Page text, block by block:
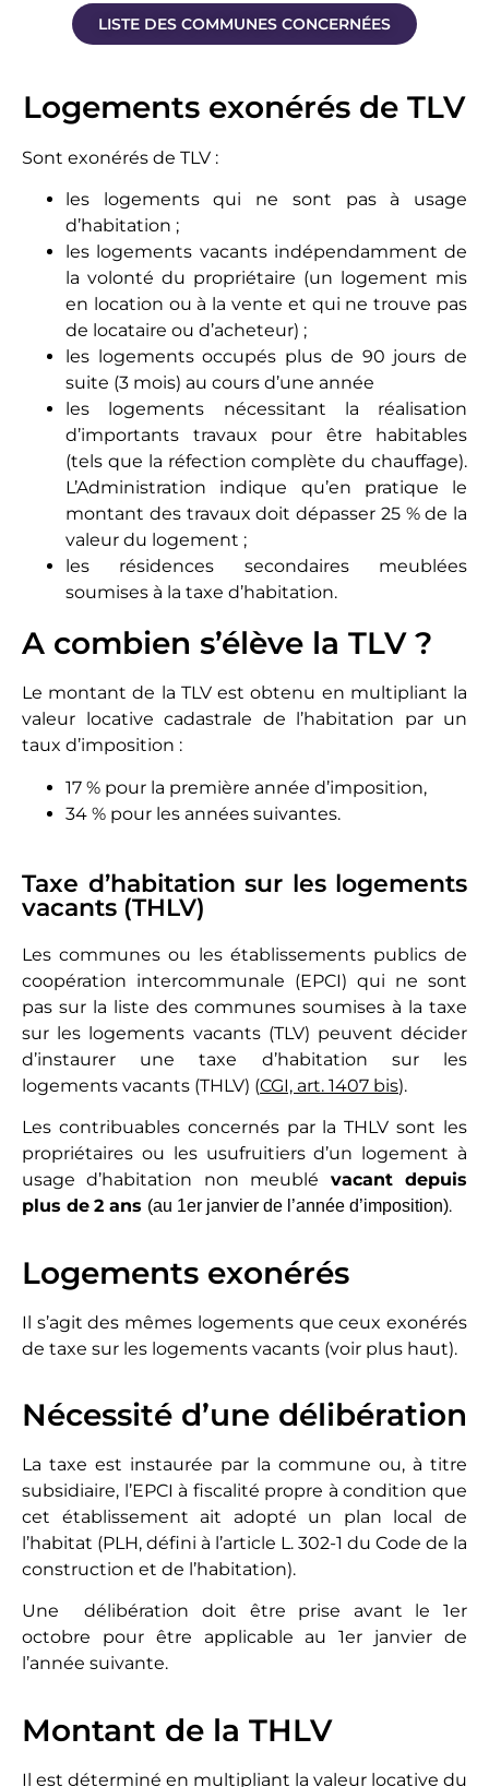
LISTE DES COMMUNES CONCERNÉES
Logements exonérés de TLV
Sont exonérés de TLV :
les logements qui ne sont pas à usage
d’habitation ;
les logements vacants indépendamment de
la volonté du propriétaire (un logement mis
en location ou à la vente et qui ne trouve pas
de locataire ou d’acheteur) ;
les logements occupés plus de 90 jours de
suite (3 mois) au cours d’une année
les logements nécessitant la réalisation
d’importants travaux pour être habitables
(tels que la réfection complète du chauffage).
L’Administration indique qu’en pratique le
montant des travaux doit dépasser 25 % de la
valeur du logement ;
les résidences secondaires meublées
soumises à la taxe d’habitation.
A combien s’élève la TLV ?
Le montant de la TLV est obtenu en multipliant la
valeur locative cadastrale de l’habitation par un
taux d’imposition :
17 % pour la première année d’imposition,
34 % pour les années suivantes.
Taxe d’habitation sur les logements
vacants (THLV)
Les communes ou les établissements publics de
coopération intercommunale (EPCI) qui ne sont
pas sur la liste des communes soumises à la taxe
sur les logements vacants (TLV) peuvent décider
d’instaurer une taxe d’habitation sur les
logements vacants (THLV) (CGI, art. 1407 bis).
Les contribuables concernés par la THLV sont les
propriétaires ou les usufruitiers d’un logement à
usage d’habitation non meublé vacant depuis
plus de 2 ans (au 1er janvier de l’année d’imposition).
Logements exonérés
Il s’agit des mêmes logements que ceux exonérés
de taxe sur les logements vacants (voir plus haut).
Nécessité d’une délibération
La taxe est instaurée par la commune ou, à titre
subsidiaire, l’EPCI à fiscalité propre à condition que
cet établissement ait adopté un plan local de
l’habitat (PLH, défini à l’article L. 302-1 du Code de la
construction et de l’habitation).
Une délibération doit être prise avant le 1er
octobre pour être applicable au 1er janvier de
l’année suivante.
Montant de la THLV
Il est déterminé en multipliant la valeur locative du